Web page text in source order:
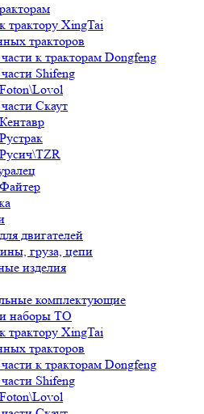
трактору XingTai
тракторов
к тракторам Dongfeng
Shifeng
Скаут
двигателей
груза, цепи
изделия
комплектующие
наборы ТО
трактору XingTai
тракторов
к тракторам Dongfeng
Shifeng